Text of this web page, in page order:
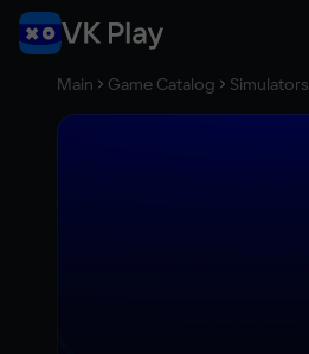
Main Game Catalog Simulators